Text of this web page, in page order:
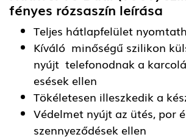
fényes rózsaszín leírása
Teljes hátlapfelület
Kíváló minőségű szilikon
nyújt telefonodnak a
esések ellen
Tökéletesen illeszkedik a
Védelmet nyújt az ütés, por
szennyeződések ellen